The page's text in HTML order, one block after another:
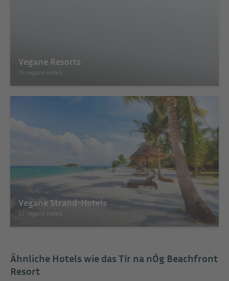
Vegane Resorts
26 vegane Hotels
Vegane Strand-Hotels
62 vegane Hotels
Ähnliche Hotels wie das Tír na nÓg Beachfront
Resort